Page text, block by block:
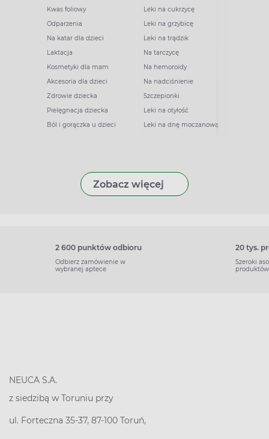
Kwas foliowy
Odparzenia
Na katar dla dzieci
Laktacja
Kosmetyki dla mam
Akcesoria dla dzieci
Zdrowie dziecka
Pielęgnacja dziecka
Ból i gorączka u dzieci
Leki na cukrzycę
Leki na grzybicę
Leki na trądzik
Na tarczycę
Na hemoroidy
Na nadciśnienie
Szczepionki
Leki na otyłość
Leki na dnę moczanową
Zobacz więcej
2 600 punktów odbioru
Odbierz zamówienie w
wybranej aptece
20 tys.
Szeroki
produktów
NEUCA S.A.
z siedzibą w Toruniu przy
ul. Forteczna 35-37, 87-100 Toruń,